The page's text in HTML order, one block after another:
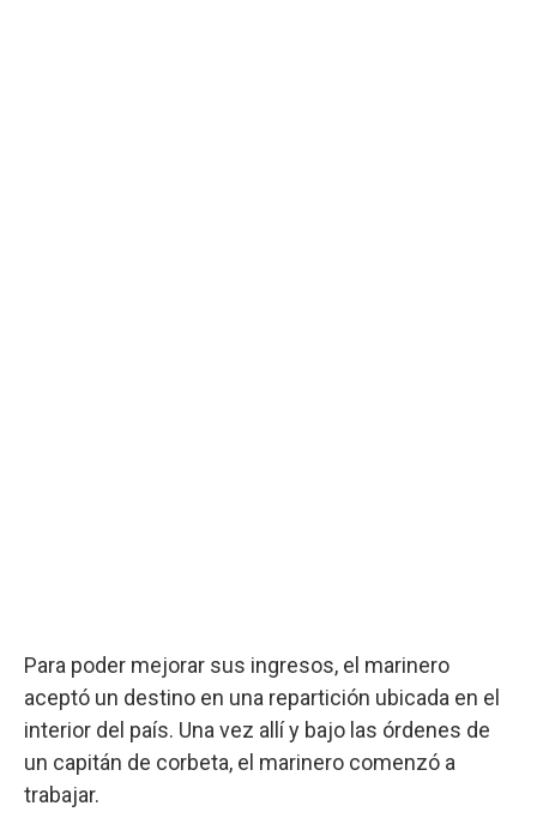
Para poder mejorar sus ingresos, el marinero
aceptó un destino en una repartición ubicada en el
interior del país. Una vez allí y bajo las órdenes de
un capitán de corbeta, el marinero comenzó a
trabajar.